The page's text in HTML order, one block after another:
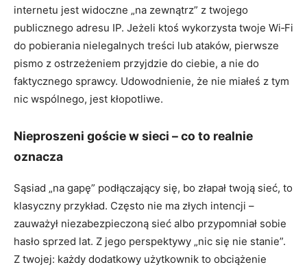
internetu jest widoczne „na zewnątrz” z twojego
publicznego adresu IP. Jeżeli ktoś wykorzysta twoje Wi‑Fi
do pobierania nielegalnych treści lub ataków, pierwsze
pismo z ostrzeżeniem przyjdzie do ciebie, a nie do
faktycznego sprawcy. Udowodnienie, że nie miałeś z tym
nic wspólnego, jest kłopotliwe.
Nieproszeni goście w sieci – co to realnie
oznacza
Sąsiad „na gapę” podłączający się, bo złapał twoją sieć, to
klasyczny przykład. Często nie ma złych intencji –
zauważył niezabezpieczoną sieć albo przypomniał sobie
hasło sprzed lat. Z jego perspektywy „nic się nie stanie”.
Z twojej: każdy dodatkowy użytkownik to obciążenie